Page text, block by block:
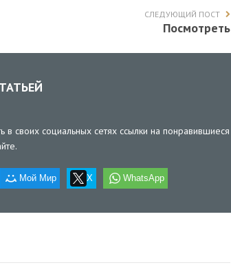
СЛЕДУЮЩИЙ ПОСТ
Посмотреть
своих социальных сетях ссылки на понравившиеся
Мой Мир X WhatsApp